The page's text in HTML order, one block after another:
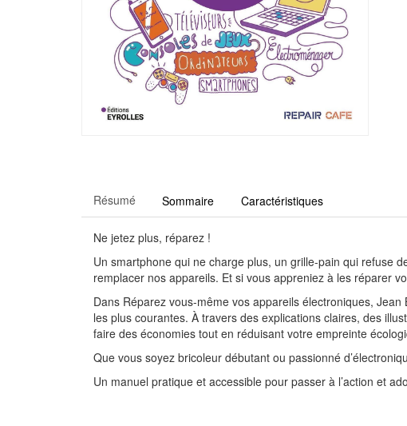
Résumé Sommaire Caractéristiques
Ne jetez plus, réparez !
Un smartphone qui ne charge plus, un grille-pain qui refuse
remplacer nos appareils. Et si vous appreniez à les réparer
Dans Réparez vous-même vos appareils électroniques,
les plus courantes. À travers des explications claires, des
faire des économies tout en réduisant votre empreinte
Que vous soyez bricoleur débutant ou passionné
Un manuel pratique et accessible pour passer à l’action et